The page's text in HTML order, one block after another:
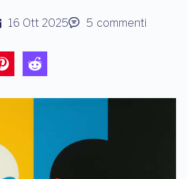
16 Ott 2025 5 commenti